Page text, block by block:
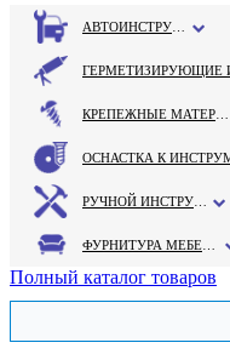
Полный каталог товаров